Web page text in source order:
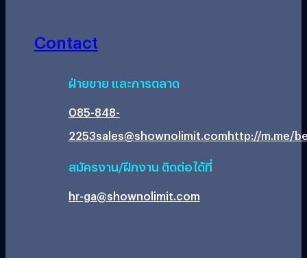
Contact
ฝ่ายขาย และการตลาด
085-848-
2253sales@shownolimit.comhttp://m.me/
สมัครงาน/ฝึกงาน ติดต่อได้ที่
hr-ga@shownolimit.com